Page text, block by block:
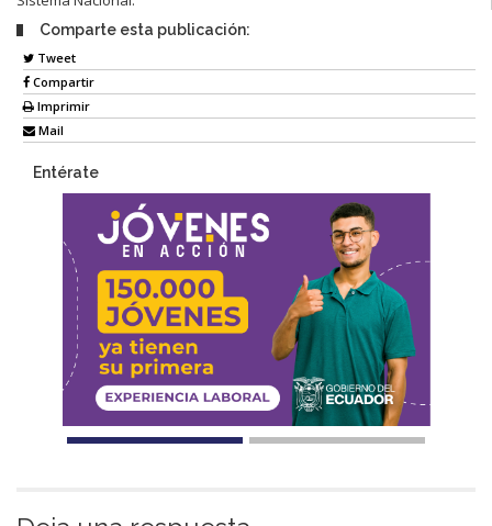
Comparte esta publicación:
Tweet
Compartir
Imprimir
Mail
Entérate